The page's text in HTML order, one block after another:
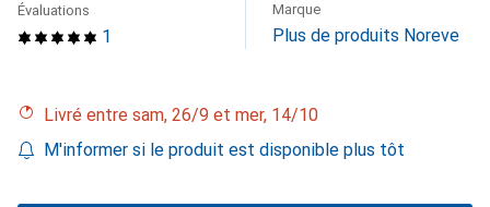
1
Évaluations Marque
Plus de produits Noreve
Livré entre sam, 26/9 et mer, 14/10
M'informer si le produit est disponible plus tôt